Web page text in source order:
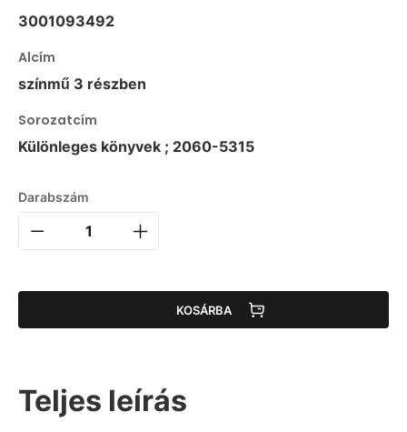
3001093492
Alcím
színmű 3 részben
Sorozatcím
Különleges könyvek ; 2060-5315
Darabszám
KOSÁRBA
Teljes leírás